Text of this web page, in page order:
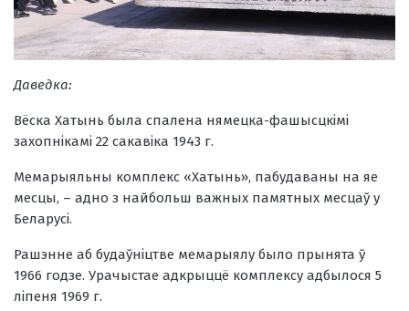
Даведка:
Вёска Хатынь была спалена нямецка-фашысцкімі
захопнікамі 22 сакавіка 1943 г.
Мемарыяльны комплекс «Хатынь», пабудаваны на яе
месцы, – адно з найбольш важных памятных месцаў у
Беларусі.
Рашэнне аб будаўніцтве мемарыялу было прынята ў
1966 годзе. Урачыстае адкрыццё комплексу адбылося 5
ліпеня 1969 г.